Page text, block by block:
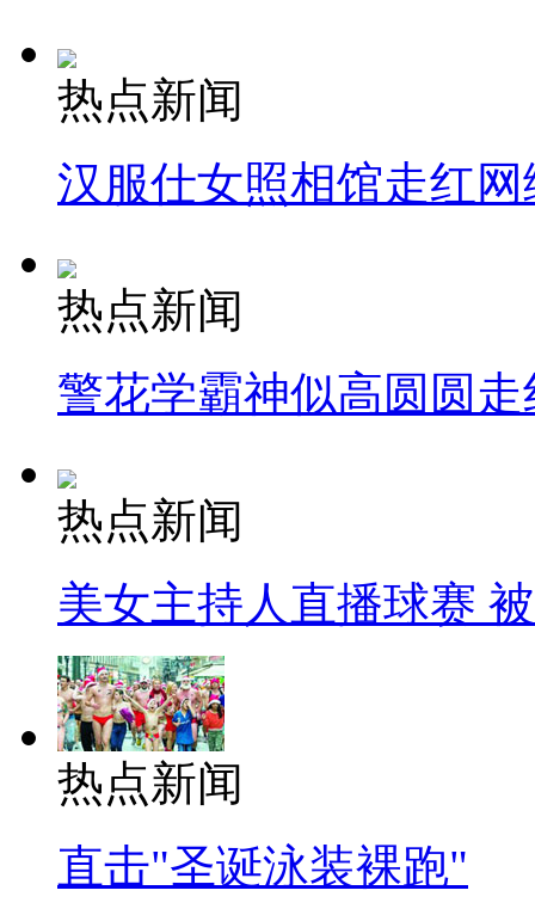
热点新闻
汉服仕女照相馆走红网
热点新闻
警花学霸神似高圆圆走
热点新闻
美女主持人直播球赛
热点新闻
直击"圣诞泳装裸跑"